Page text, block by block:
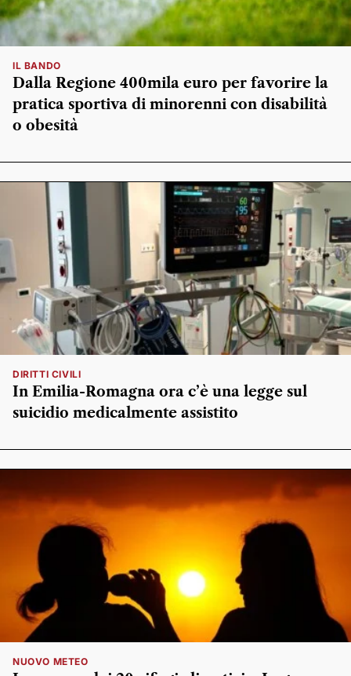
IL BANDO
Dalla Regione 400mila euro per favorire la
pratica sportiva di minorenni con disabilità
o obesità
DIRITTI CIVILI
In Emilia-Romagna ora c’è una legge sul
suicidio medicalmente assistito
NUOVO METEO